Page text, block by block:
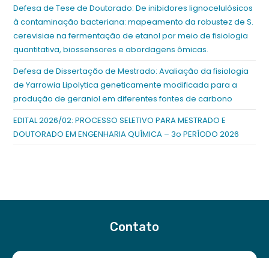
Defesa de Tese de Doutorado: De inibidores lignocelulósicos
à contaminação bacteriana: mapeamento da robustez de S.
cerevisiae na fermentação de etanol por meio de fisiologia
quantitativa, biossensores e abordagens ômicas.
Defesa de Dissertação de Mestrado: Avaliação da fisiologia
de Yarrowia Lipolytica geneticamente modificada para a
produção de geraniol em diferentes fontes de carbono
EDITAL 2026/02: PROCESSO SELETIVO PARA MESTRADO E
DOUTORADO EM ENGENHARIA QUÍMICA – 3o PERÍODO 2026
Contato